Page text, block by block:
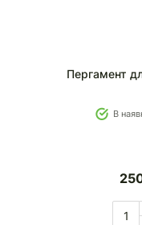
Пергамент
В